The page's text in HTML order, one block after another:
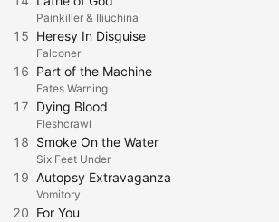
Painkiller & Iliuchina
15 Heresy In Disguise
Falconer
16 Part of the Machine
Fates Warning
17 Dying Blood
Fleshcrawl
18 Smoke On the Water
Six Feet Under
19 Autopsy Extravaganza
Vomitory
20 For You